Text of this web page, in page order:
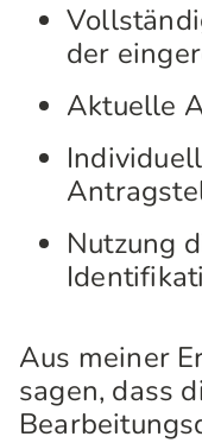
der
Aktuelle
Nutzung
Aus meiner
sagen, dass